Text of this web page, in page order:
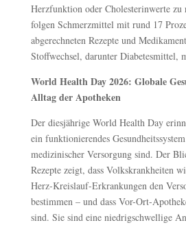
Herzfunktion oder Cholesterinwerte
folgen Schmerzmittel mit rund 17
abgerechneten Rezepte und
Stoffwechsel, darunter Diabetesmittel,
World Health Day 2026: Globale
Alltag der Apotheken
Der diesjährige World Health Day
ein funktionierendes
medizinischer Versorgung sind. Der
Rezepte zeigt, dass Volkskrankheiten
Herz-Kreislauf-Erkrankungen den
bestimmen – und dass Vor-Ort-
sind. Sie sind eine niedrigschwellige